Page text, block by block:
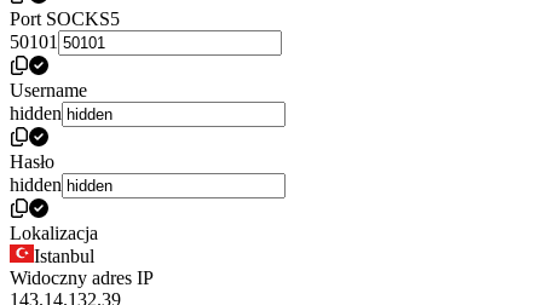
Port SOCKS5
50101
Username
hidden
Hasło
hidden
Lokalizacja
Istanbul
Widoczny adres IP
143.14.132.39